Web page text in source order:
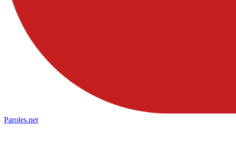
Paroles.net